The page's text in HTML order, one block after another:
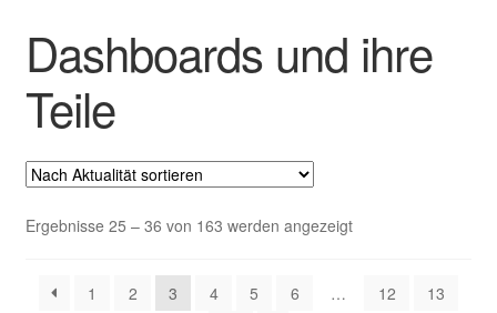
Datenschutz-Bestimmungen
Impressum
Kasse
Kontakt
Lieferung
Dashboards und ihre
Teile
Ergebnisse 25 – 36 von 163 werden angezeigtNach
1
2 3 4 5 6 … 12
13